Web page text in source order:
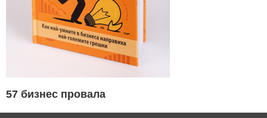
57 бизнес провала